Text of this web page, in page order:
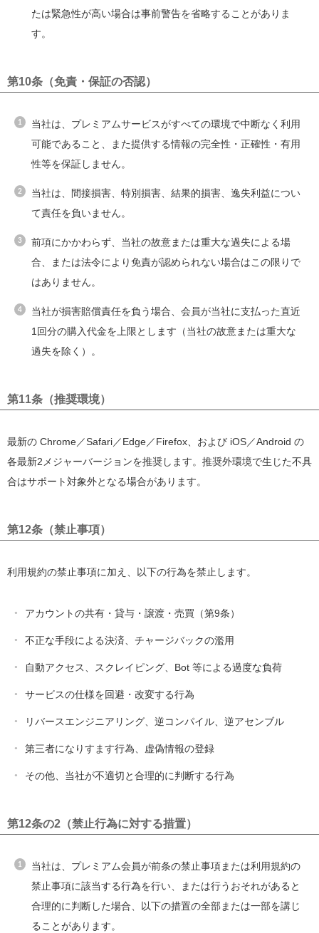
たは緊急性が高い場合は事前警告を省略することがありま
す。
第10条（免責・保証の否認）
当社は、プレミアムサービスがすべての環境で中断なく利用
可能であること、また提供する情報の完全性・正確性・有用
性等を保証しません。
当社は、間接損害、特別損害、結果的損害、逸失利益につい
て責任を負いません。
前項にかかわらず、当社の故意または重大な過失による場
合、または法令により免責が認められない場合はこの限りで
はありません。
当社が損害賠償責任を負う場合、会員が当社に支払った直近
1回分の購入代金を上限とします（当社の故意または重大な
過失を除く）。
第11条（推奨環境）
最新の Chrome／Safari／Edge／Firefox、および iOS／Android の
各最新2メジャーバージョンを推奨します。推奨外環境で生じた不具
合はサポート対象外となる場合があります。
第12条（禁止事項）
利用規約の禁止事項に加え、以下の行為を禁止します。
アカウントの共有・貸与・譲渡・売買（第9条）
不正な手段による決済、チャージバックの濫用
自動アクセス、スクレイピング、Bot 等による過度な負荷
サービスの仕様を回避・改変する行為
リバースエンジニアリング、逆コンパイル、逆アセンブル
第三者になりすます行為、虚偽情報の登録
その他、当社が不適切と合理的に判断する行為
第12条の2（禁止行為に対する措置）
当社は、プレミアム会員が前条の禁止事項または利用規約の
禁止事項に該当する行為を行い、または行うおそれがあると
合理的に判断した場合、以下の措置の全部または一部を講じ
ることがあります。